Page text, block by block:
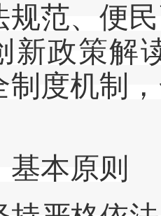
规范、便
新政策解
制度机制
基本原则